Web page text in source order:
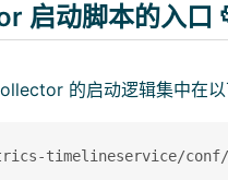
启动脚本的入口
的启动逻辑集中在以